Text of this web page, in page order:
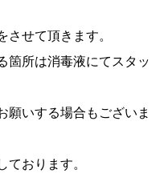
せて頂きます。
箇所は消毒液にてスタッ
願いする場合もございま
おります。